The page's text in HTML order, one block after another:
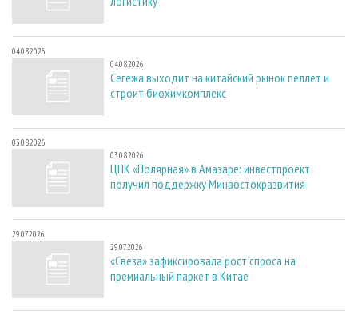
04.08.2026
04.08.2026
Сегежа выходит на китайский рынок пеллет и
строит биохимкомплекс
03.08.2026
03.08.2026
ЦПК «Полярная» в Амазаре: инвестпроект
получил поддержку Минвостокразвития
29.07.2026
29.07.2026
«Свеза» зафиксировала рост спроса на
премиальный паркет в Китае